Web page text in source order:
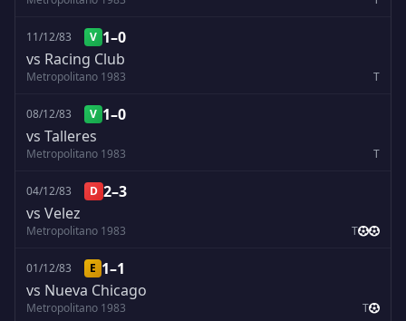
11/12/83 V 1–0
vs Racing Club
Metropolitano 1983 T
08/12/83 V 1–0
vs Talleres
Metropolitano 1983 T
04/12/83 D 2–3
vs Velez
Metropolitano 1983 T
01/12/83 E 1–1
vs Nueva Chicago
Metropolitano 1983 T